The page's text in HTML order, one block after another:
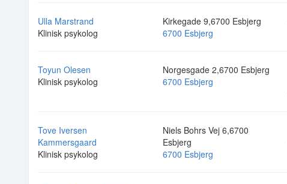
Ulla Marstrand
Klinisk psykolog
Kirkegade 9,6700 Esbjerg
6700 Esbjerg
Toyun Olesen
Klinisk psykolog
Norgesgade 2,6700 Esbjerg
6700 Esbjerg
Tove Iversen
Kammersgaard
Klinisk psykolog
Niels Bohrs Vej 6,6700
Esbjerg
6700 Esbjerg